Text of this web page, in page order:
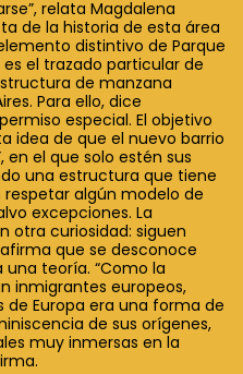
relata Magdalena
de la historia de esta área
distintivo de Parque
el trazado particular de
de manzana
Para ello, dice
especial. El objetivo
idea de que el nuevo barrio
en el que solo estén sus
una estructura que tiene
respetar algún modelo de
excepciones. La
otra curiosidad: siguen
que se desconoce
teoría. “Como la
inmigrantes europeos,
Europa era una forma de
de sus orígenes,
muy inmersas en la